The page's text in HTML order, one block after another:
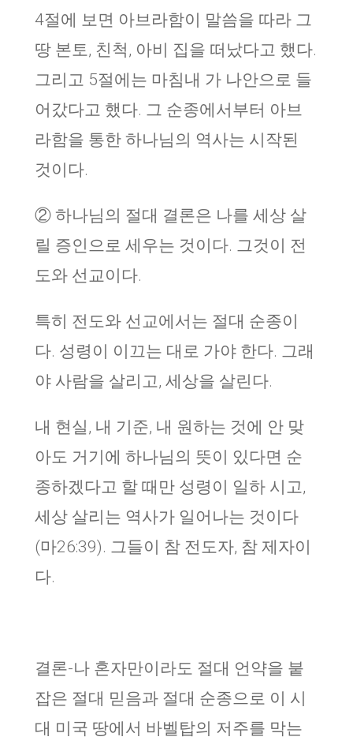
4절에 보면 아브라함이 말씀을 따라 그
땅 본토, 친척, 아비 집을 떠났다고 했다.
그리고 5절에는 마침내 가 나안으로 들
어갔다고 했다. 그 순종에서부터 아브
라함을 통한 하나님의 역사는 시작된
것이다.
② 하나님의 절대 결론은 나를 세상 살
릴 증인으로 세우는 것이다. 그것이 전
도와 선교이다.
특히 전도와 선교에서는 절대 순종이
다. 성령이 이끄는 대로 가야 한다. 그래
야 사람을 살리고, 세상을 살린다.
내 현실, 내 기준, 내 원하는 것에 안 맞
아도 거기에 하나님의 뜻이 있다면 순
종하겠다고 할 때만 성령이 일하 시고,
세상 살리는 역사가 일어나는 것이다
(마26:39). 그들이 참 전도자, 참 제자이
다.
결론-나 혼자만이라도 절대 언약을 붙
잡은 절대 믿음과 절대 순종으로 이 시
대 미국 땅에서 바벨탑의 저주를 막는